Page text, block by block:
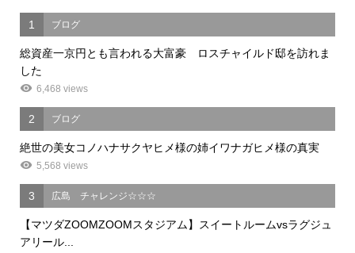
1 ブログ
総資産一京円とも言われる大富豪 ロスチャイルド邸を訪れま
した
6,468 views
2 ブログ
絶世の美女コノハナサクヤヒメ様の姉イワナガヒメ様の真実
5,568 views
3 広島 チャレンジ☆☆☆
【マツダZOOMZOOMスタジアム】スイートルームvsラグジュ
アリール...